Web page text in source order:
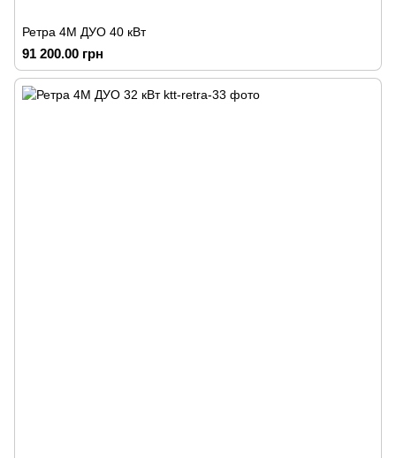
Ретра 4М ДУО 40 кВт
91 200.00 грн